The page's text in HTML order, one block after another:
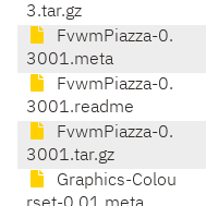
3.tar.gz
FvwmPiazza-0.
3001.meta
FvwmPiazza-0.
3001.readme
FvwmPiazza-0.
3001.tar.gz
Graphics-Colou